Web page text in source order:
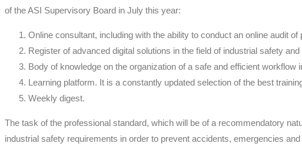
of the ASI Supervisory Board in July this year:
Online consultant, including with the ability to conduct an online audit
Register of advanced digital solutions in the field of industrial safety
Body of knowledge on the organization of a safe and efficient workflow
Learning platform. It is a constantly updated selection of the best
Weekly digest.
The task of the professional standard, which will be of a recommendatory
industrial safety requirements in order to prevent accidents, emergencies